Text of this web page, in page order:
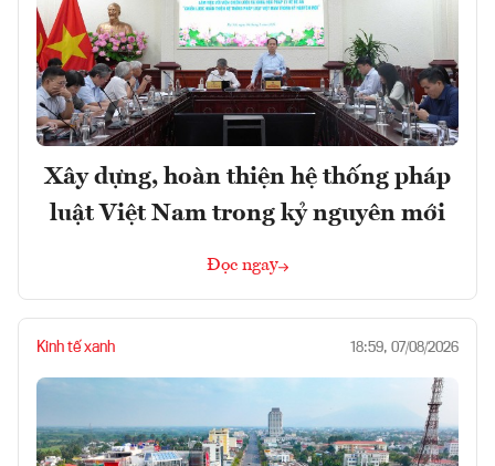
Xây dựng, hoàn thiện hệ thống pháp
luật Việt Nam trong kỷ nguyên mới
Đọc ngay
Kinh tế xanh 18:59, 07/08/2026